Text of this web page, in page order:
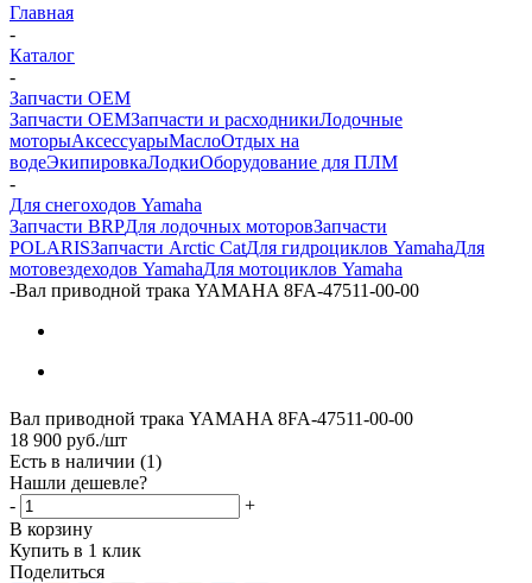
Главная
-
Каталог
-
Запчасти OEM
Запчасти OEMЗапчасти и расходникиЛодочные
моторыАксессуарыМаслоОтдых на
водеЭкипировкаЛодкиОборудование для ПЛМ
-
Для снегоходов Yamaha
Запчасти BRPДля лодочных моторовЗапчасти
POLARISЗапчасти Arctic CatДля гидроциклов YamahaДля
мотовездеходов YamahaДля мотоциклов Yamaha
-Вал приводной трака YAMAHA 8FA-47511-00-00
Вал приводной трака YAMAHA 8FA-47511-00-00
18 900 руб./шт
Есть в наличии (1)
Нашли дешевле?
-
+
В корзину
Купить в 1 клик
Поделиться